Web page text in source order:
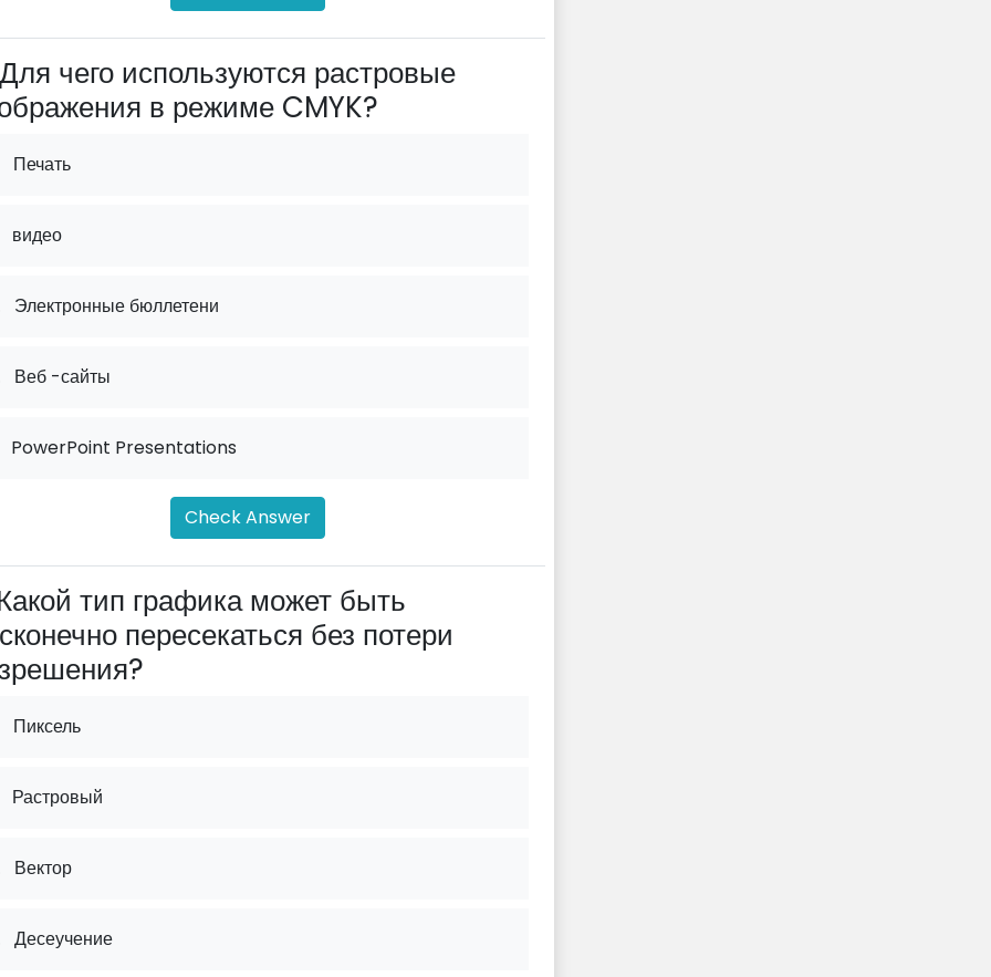
Для чего используются растровые
в режиме CMYK?
Печать
видео
Электронные бюллетени
Веб -сайты
PowerPoint Presentations
Check Answer
тип графика может быть
пересекаться без потери
Пиксель
Растровый
Вектор
Десеучение